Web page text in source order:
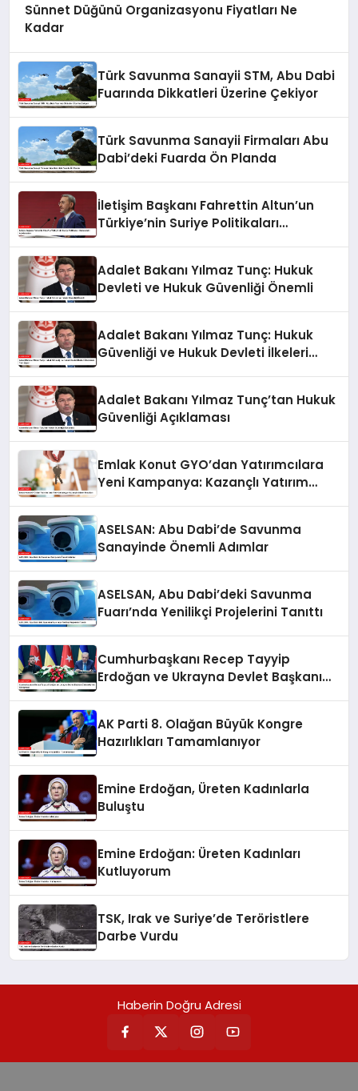
Sünnet Düğünü Organizasyonu Fiyatları Ne
Kadar
Türk Savunma Sanayii STM, Abu Dabi
Fuarında Dikkatleri Üzerine Çekiyor
Türk Savunma Sanayii Firmaları Abu
Dabi’deki Fuarda Ön Planda
İletişim Başkanı Fahrettin Altun’un
Türkiye’nin Suriye Politikaları
Adalet Bakanı Yılmaz Tunç: Hukuk
Devleti ve Hukuk Güvenliği Önemli
Adalet Bakanı Yılmaz Tunç: Hukuk
Güvenliği ve Hukuk Devleti İlkeleri
Adalet Bakanı Yılmaz Tunç’tan Hukuk
Güvenliği Açıklaması
Emlak Konut GYO’dan Yatırımcılara
Yeni Kampanya: Kazançlı Yatırım
ASELSAN: Abu Dabi’de Savunma
Sanayinde Önemli Adımlar
ASELSAN, Abu Dabi’deki Savunma
Fuarı’nda Yenilikçi Projelerini Tanıttı
Cumhurbaşkanı Recep Tayyip
Erdoğan ve Ukrayna Devlet Başkanı
AK Parti 8. Olağan Büyük Kongre
Hazırlıkları Tamamlanıyor
Emine Erdoğan, Üreten Kadınlarla
Buluştu
Emine Erdoğan: Üreten Kadınları
Kutluyorum
TSK, Irak ve Suriye’de Teröristlere
Darbe Vurdu
Haberin Doğru Adresi